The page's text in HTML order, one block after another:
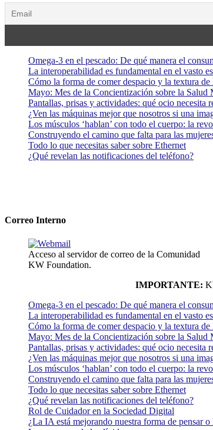
Omega-3 en el pescado: De qué manera el
La interoperabilidad es fundamental en el vasto
Cómo la forma de comer despacio y la textura
Mayo: Mes de la Concientización sobre la Salud
Pantallas, prisas y actividades: qué ocio necesita
¿Ven las máquinas mejor que nosotros si una
Los músculos ‘hablan’ con todo el cuerpo: la
Construyendo el camino que falta para las
Todo lo que necesitas saber sobre Ethernet
¿Qué revelan las notificaciones del teléfono?
Correo Interno
Acceso al servidor de correo de la Comunidad
KW Foundation.
IMPORTANTE:
Omega-3 en el pescado: De qué manera el
La interoperabilidad es fundamental en el vasto
Cómo la forma de comer despacio y la textura
Mayo: Mes de la Concientización sobre la Salud
Pantallas, prisas y actividades: qué ocio necesita
¿Ven las máquinas mejor que nosotros si una
Los músculos ‘hablan’ con todo el cuerpo: la
Construyendo el camino que falta para las
Todo lo que necesitas saber sobre Ethernet
¿Qué revelan las notificaciones del teléfono?
Rol de Cuidador en la Sociedad Digital
¿La IA está mejorando nuestra forma de pensar o